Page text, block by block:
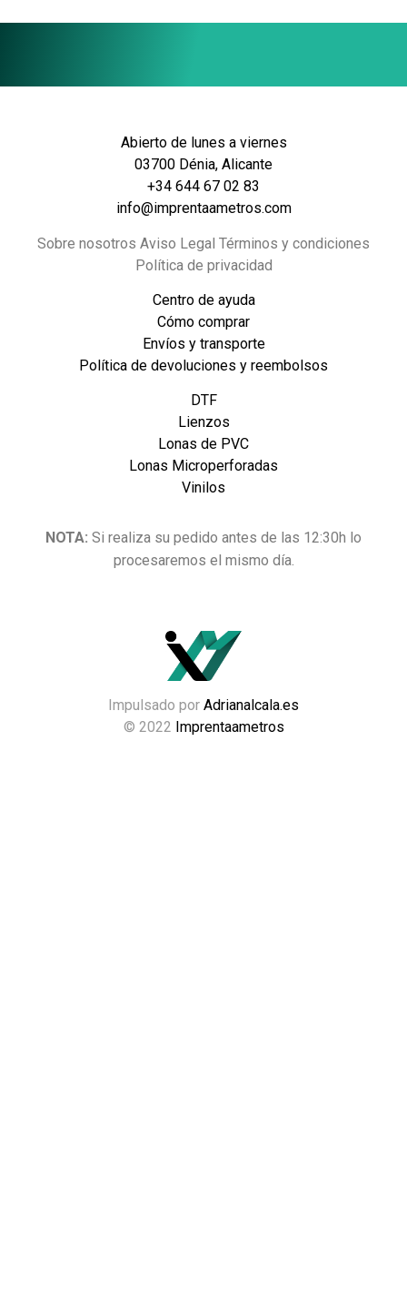
Abierto de lunes a viernes
03700 Dénia, Alicante
+34 644 67 02 83
info@imprentaametros.com
Sobre nosotros Aviso Legal Términos y condiciones
Política de privacidad
Centro de ayuda
Cómo comprar
Envíos y transporte
Política de devoluciones y reembolsos
DTF
Lienzos
Lonas de PVC
Lonas Microperforadas
Vinilos
NOTA: Si realiza su pedido antes de las 12:30h lo
procesaremos el mismo día.
© 2022 Imprentaametros
Impulsado por Adrianalcala.es